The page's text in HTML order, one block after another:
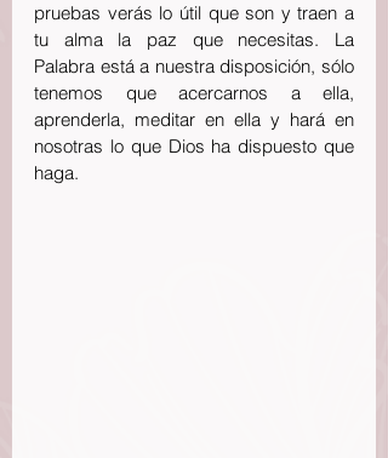
pruebas verás lo útil que son y traen a
tu alma la paz que necesitas. La
Palabra está a nuestra disposición, sólo
tenemos que acercarnos a ella,
aprenderla, meditar en ella y hará en
nosotras lo que Dios ha dispuesto que
haga.